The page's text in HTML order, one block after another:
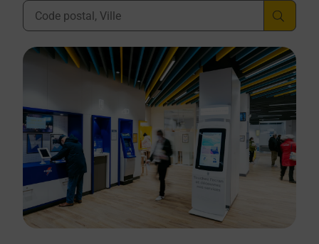
Ville, Département, Code Postal